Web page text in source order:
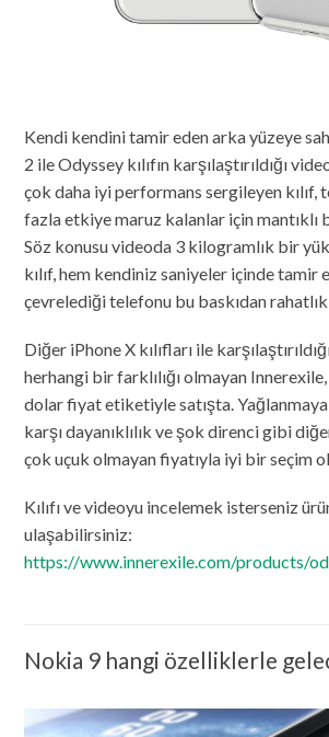
Kendi kendini tamir eden arka yüzeye
2 ile Odyssey kılıfın karşılaştırıldığı
çok daha iyi performans sergileyen kılıf,
fazla etkiye maruz kalanlar için mantıklı
Söz konusu videoda 3 kilogramlık bir
kılıf, hem kendiniz saniyeler içinde tamir
çevrelediği telefonu bu baskıdan
Diğer iPhone X kılıfları ile
herhangi bir farklılığı olmayan
dolar fiyat etiketiyle satışta.
karşı dayanıklılık ve şok direnci gibi
çok uçuk olmayan fiyatıyla iyi bir seçim
Kılıfı ve videoyu incelemek isterseniz
ulaşabilirsiniz:
https://www.innerexile.com/products/
Nokia 9 hangi özelliklerle